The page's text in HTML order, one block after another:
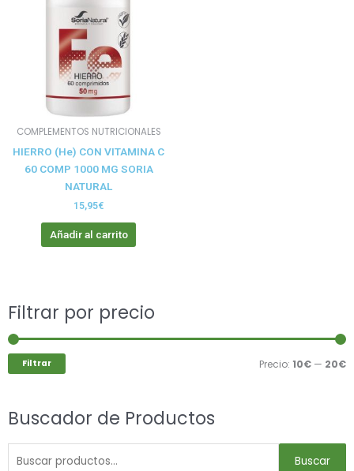
COMPLEMENTOS NUTRICIONALES
HIERRO (He) CON VITAMINA C
60 COMP 1000 MG SORIA
NATURAL
15,95€
Añadir al carrito
Filtrar por precio
Filtrar Precio: 10€ — 20€
Buscador de Productos
Buscar
Buscar